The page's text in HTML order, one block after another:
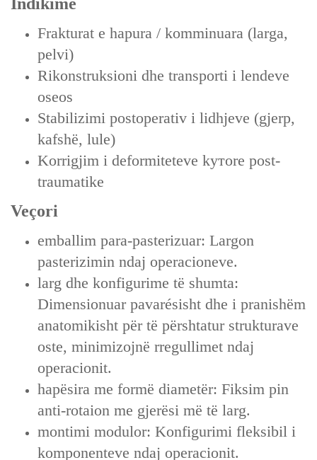
Frakturat e hapura / komminuara (larga,
pelvi)
Rikonstruksioni dhe transporti i lendeve
oseos
Stabilizimi postoperativ i lidhjeve (gjerp,
kafshë, lule)
Korrigjim i deformiteteve kутore post-
traumatike
Veçori
emballim para-pasterizuar: Largon
pasterizimin ndaj operacioneve.
larg dhe konfigurime të shumta:
Dimensionuar pavarésisht dhe i pranishëm
anatomikisht për të përshtatur strukturave
oste, minimizojnë rregullimet ndaj
operacionit.
hapësira me formë diametër: Fiksim pin
anti-rotaion me gjerësi më të larg.
montimi modulor: Konfigurimi fleksibil i
komponenteve ndaj operacionit.